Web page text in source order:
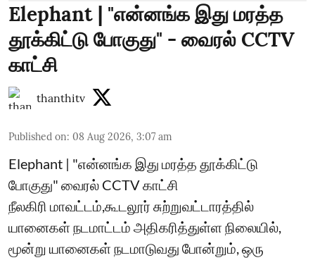
Elephant | "என்னங்க இது மரத்த
தூக்கிட்டு போகுது" - வைரல் CCTV
காட்சி
thanthitv
Published on: 08 Aug 2026, 3:07 am
Elephant | "என்னங்க இது மரத்த தூக்கிட்டு
போகுது" வைரல் CCTV காட்சி
நீலகிரி மாவட்டம்,கூடலூர் சுற்றுவட்டாரத்தில்
யானைகள் நடமாட்டம் அதிகரித்துள்ள நிலையில்,
மூன்று யானைகள் நடமாடுவது போன்றும், ஒரு